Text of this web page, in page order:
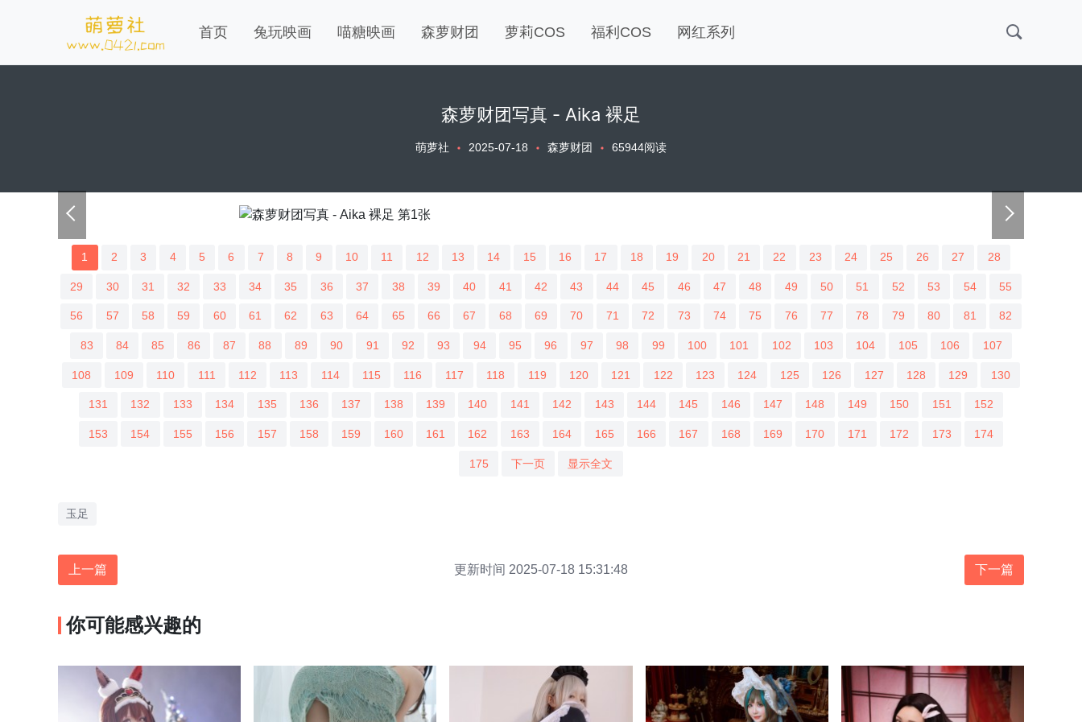
首页 兔玩映画 喵糖映画 森萝财团 萝莉COS 福利COS 网红系列
森萝财团写真 - Aika 裸足
萌萝社 2025-07-18 森萝财团 65944阅读
1 2 3 4 5 6 7 8 9 10 11 12 13 14 15 16 17 18 19 20 21 22 23 24 25 26 27 28
29 30 31 32 33 34 35 36 37 38 39 40 41 42 43 44 45 46 47 48 49 50 51 52 53 54 55
56 57 58 59 60 61 62 63 64 65 66 67 68 69 70 71 72 73 74 75 76 77 78 79 80 81 82
83 84 85 86 87 88 89 90 91 92 93 94 95 96 97 98 99 100 101 102 103 104 105 106 107
108 109 110 111 112 113 114 115 116 117 118 119 120 121 122 123 124 125 126 127 128 129 130
131 132 133 134 135 136 137 138 139 140 141 142 143 144 145 146 147 148 149 150 151 152
153 154 155 156 157 158 159 160 161 162 163 164 165 166 167 168 169 170 171 172 173 174
175 下一页 显示全文
玉足
上一篇 更新时间 2025-07-18 15:31:48 下一篇
你可能感兴趣的